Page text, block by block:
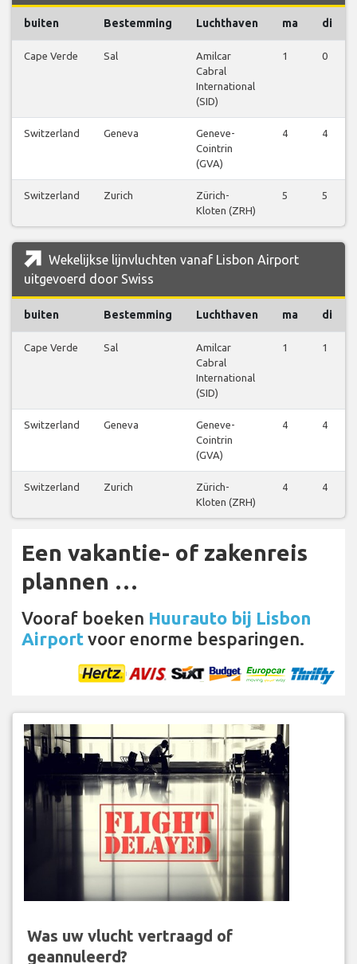
buiten Bestemming Luchthaven ma di
Cape Verde Sal
Amilcar
Cabral
International
(SID)
1 0
Switzerland Geneva
Geneve-
Cointrin
(GVA)
4 4
Switzerland Zurich
Zürich-
Kloten (ZRH)
5 5
Wekelijkse lijnvluchten vanaf Lisbon Airport
uitgevoerd door Swiss
buiten Bestemming Luchthaven ma di
Cape Verde Sal
Amilcar
Cabral
International
(SID)
1 1
Switzerland Geneva
Geneve-
Cointrin
(GVA)
4 4
Switzerland Zurich
Zürich-
Kloten (ZRH)
4 4
Een vakantie- of zakenreis
plannen …
Vooraf boeken Huurauto bij Lisbon
Airport voor enorme besparingen.
Was uw vlucht vertraagd of
geannuleerd?